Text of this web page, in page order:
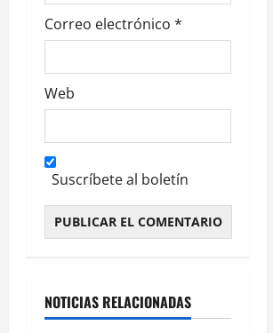
Correo electrónico *
Web
Suscríbete al boletín
NOTICIAS RELACIONADAS